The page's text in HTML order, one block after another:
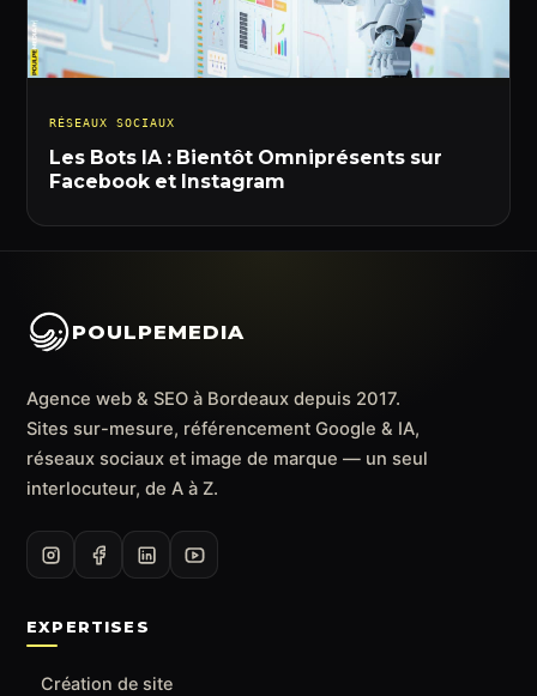
RÉSEAUX SOCIAUX
Les Bots IA : Bientôt Omniprésents sur
Facebook et Instagram
POULPEMEDIA
Agence web & SEO à Bordeaux depuis 2017.
Sites sur-mesure, référencement Google & IA,
réseaux sociaux et image de marque — un seul
interlocuteur, de A à Z.
EXPERTISES
Création de site